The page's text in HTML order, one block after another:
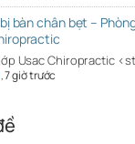
bàn chân bẹt –
Usac Chiropractic
,7 giờ trước